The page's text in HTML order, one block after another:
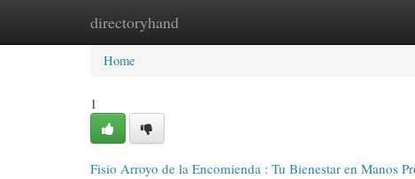
directoryhand
Home New Site Listings
Home
1
Fisio Arroyo de la Encomienda : Tu Bienestar en Manos